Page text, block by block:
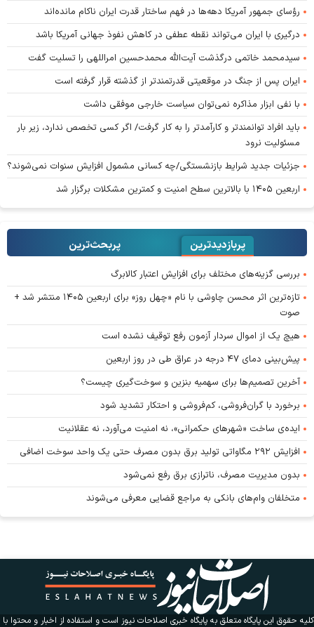
رؤسای جمهور آمریکا دهه‌ها در فهم ساختار قدرت ایران ناکام مانده‌اند
درگیری با ایران می‌تواند نقطه عطفی در کاهش نفوذ جهانی آمریکا باشد
سیدمحمد خاتمی درگذشت آیت‌الله محمدحسین امراللهی را تسلیت گفت
ایران پس از جنگ در موقعیتی قدرتمندتر از گذشته قرار گرفته است
با نفی ابزار مذاکره نمی‌توان سیاست خارجی موفقی داشت
باید افراد توانمندتر و کارآمدتر را به کار گرفت/ اگر کسی تخصص ندارد، زیر بار
مسئولیت نرود
جزئیات جدید شرایط بازنشستگی/چه کسانی مشمول افزایش سنوات نمی‌شوند؟
اربعین ۱۴۰۵ با بالاترین سطح امنیت و کمترین مشکلات برگزار شد
پربازدیدترین پربحث‌ترین‌
بررسی گزینه‌های مختلف برای افزایش اعتبار کالابرگ
تازه‌ترین اثر محسن چاوشی با نام «چهل روز» برای اربعین ۱۴۰۵ منتشر شد +
صوت
هیچ یک از اموال سردار آزمون رفع توقیف نشده است
پیش‌بینی دمای ۴۷ درجه در عراق طی در روز اربعین
آخرین تصمیم‌ها برای سهمیه بنزین و سوخت‌گیری چیست؟
برخورد با گران‌فروشی، کم‌فروشی و احتکار تشدید شود
ایده‌ی ساخت «شهرهای حکمرانی»، نه امنیت می‌آورد، نه عقلانیت
افزایش ۲۹۲ مگاواتی تولید برق بدون مصرف حتی یک واحد سوخت اضافی
بدون مدیریت مصرف، ناترازی برق رفع نمی‌شود
متخلفان وام‌های بانکی به مراجع قضایی معرفی می‌شوند
کلیه حقوق این پایگاه متعلق به پایگاه خبری اصلاحات نیوز است و استفاده از اخبار و محتوا با